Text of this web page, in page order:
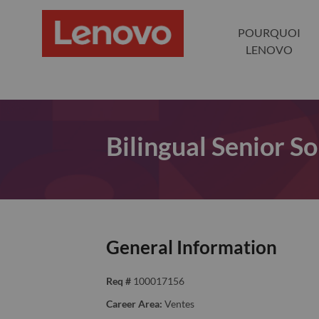
POURQUOI
LENOVO
Bilingual Senior
General Information
Req # 100017156
Career Area: Ventes